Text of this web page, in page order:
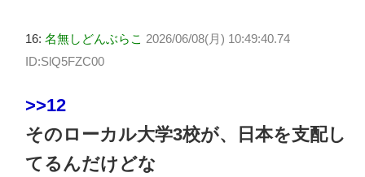
16: 名無しどんぶらこ 2026/06/08(月) 10:49:40.74
ID:SlQ5FZC00
>>12
そのローカル大学3校が、日本を支配し
てるんだけどな